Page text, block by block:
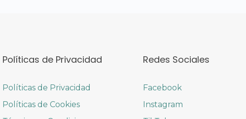
Políticas de Privacidad
Políticas de Privacidad
Políticas de Cookies
Redes Sociales
Facebook
Instagram